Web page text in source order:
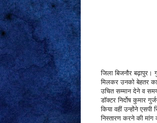
जिला बिजनौर बढ़ापुर।
मिलकर उनको बेहतर
उचित सम्मान देने व
डॉक्टर निर्दोष कुमार
किया वहीं उन्होंने
निस्तारण करने की मांग